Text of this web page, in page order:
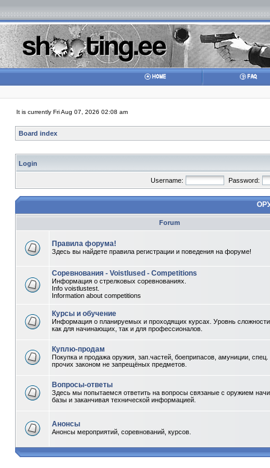
It is currently Fri Aug 07, 2026 02:08 am
Board index
Login
Username: Password:
Forum
Правила форума!
Здесь вы найдете правила регистрации и поведения на форуме!
Соревнования - Voistlused - Competitions
Информация о стрелковых соревнованиях.
Info voistlustest.
Information about competitions
Курсы и обучение
Информация о планируемых и проходящих курсах. Уровнь
как для начинающих, так и для профессионалов.
Куплю-продам
Покупка и продажа оружия, зап.частей, боеприпасов, амуниции, спец.
прочих законом не запрещёных предметов.
Вопросы-ответы
Здесь мы попытаемся ответить на вопросы связаные с оружием
базы и заканчивая технической информацией.
Анонсы
Анонсы мероприятий, соревнований, курсов.